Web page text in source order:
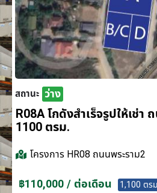
สถานะ ว่าง
R08A โกดังสำเร็จรูปให้เช่า
1100 ตรม.
โครงการ HR08 ถนนพระราม2
฿110,000 / ต่อเดือน 1,100 ตร